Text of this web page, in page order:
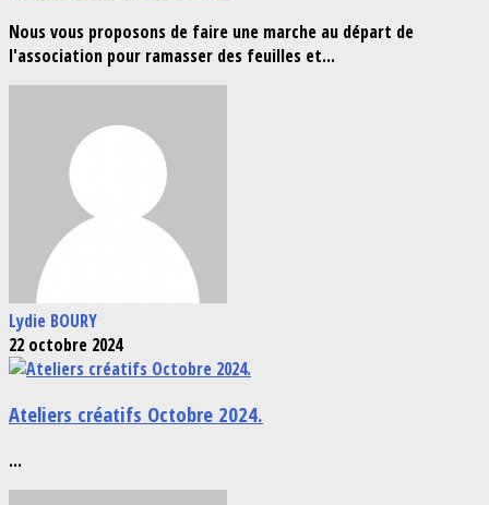
Nous vous proposons de faire une marche au départ de
l'association pour ramasser des feuilles et...
Lydie BOURY
22 octobre 2024
Ateliers créatifs Octobre 2024.
...